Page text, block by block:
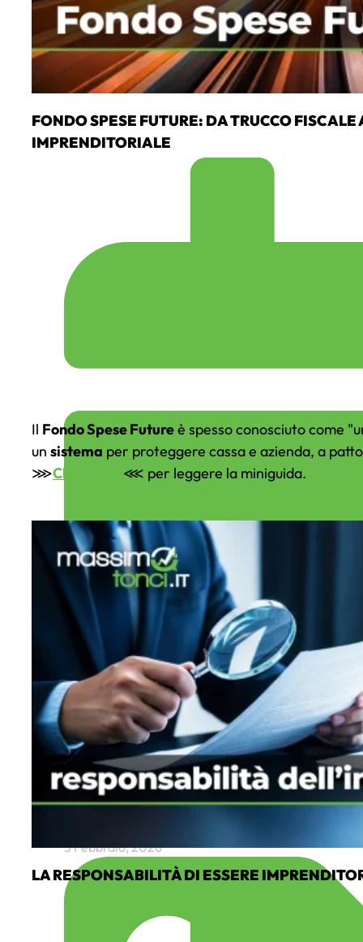
FONDO SPESE FUTURE: DA TRUCCO
IMPRENDITORIALE
5 Febbraio, 2026
Il Fondo Spese Futureè spesso conosciuto come
un sistema per proteggere cassa e azienda, a
⋙Clicca QUI ⋘ per leggere la miniguida.
LA RESPONSABILITÀ DI ESSERE